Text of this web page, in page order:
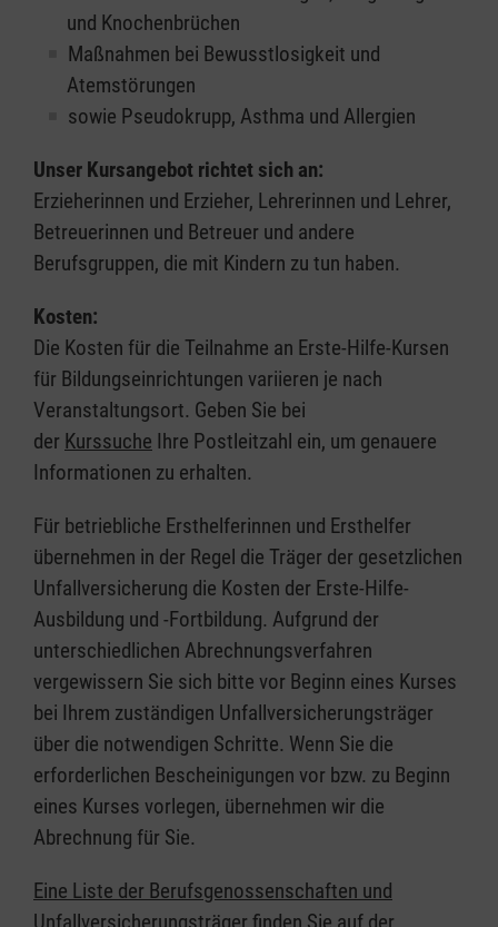
und Knochenbrüchen
Maßnahmen bei Bewusstlosigkeit und
Atemstörungen
sowie Pseudokrupp, Asthma und Allergien
Unser Kursangebot richtet sich an:
Erzieherinnen und Erzieher, Lehrerinnen und Lehrer,
Betreuerinnen und Betreuer und andere
Berufsgruppen, die mit Kindern zu tun haben.
Kosten:
Die Kosten für die Teilnahme an Erste-Hilfe-Kursen
für Bildungseinrichtungen variieren je nach
Veranstaltungsort. Geben Sie bei
der Kurssuche Ihre Postleitzahl ein, um genauere
Informationen zu erhalten.
Für betriebliche Ersthelferinnen und Ersthelfer
übernehmen in der Regel die Träger der gesetzlichen
Unfallversicherung die Kosten der Erste-Hilfe-
Ausbildung und -Fortbildung. Aufgrund der
unterschiedlichen Abrechnungsverfahren
vergewissern Sie sich bitte vor Beginn eines Kurses
bei Ihrem zuständigen Unfallversicherungsträger
über die notwendigen Schritte. Wenn Sie die
erforderlichen Bescheinigungen vor bzw. zu Beginn
eines Kurses vorlegen, übernehmen wir die
Abrechnung für Sie.
Eine Liste der Berufsgenossenschaften und